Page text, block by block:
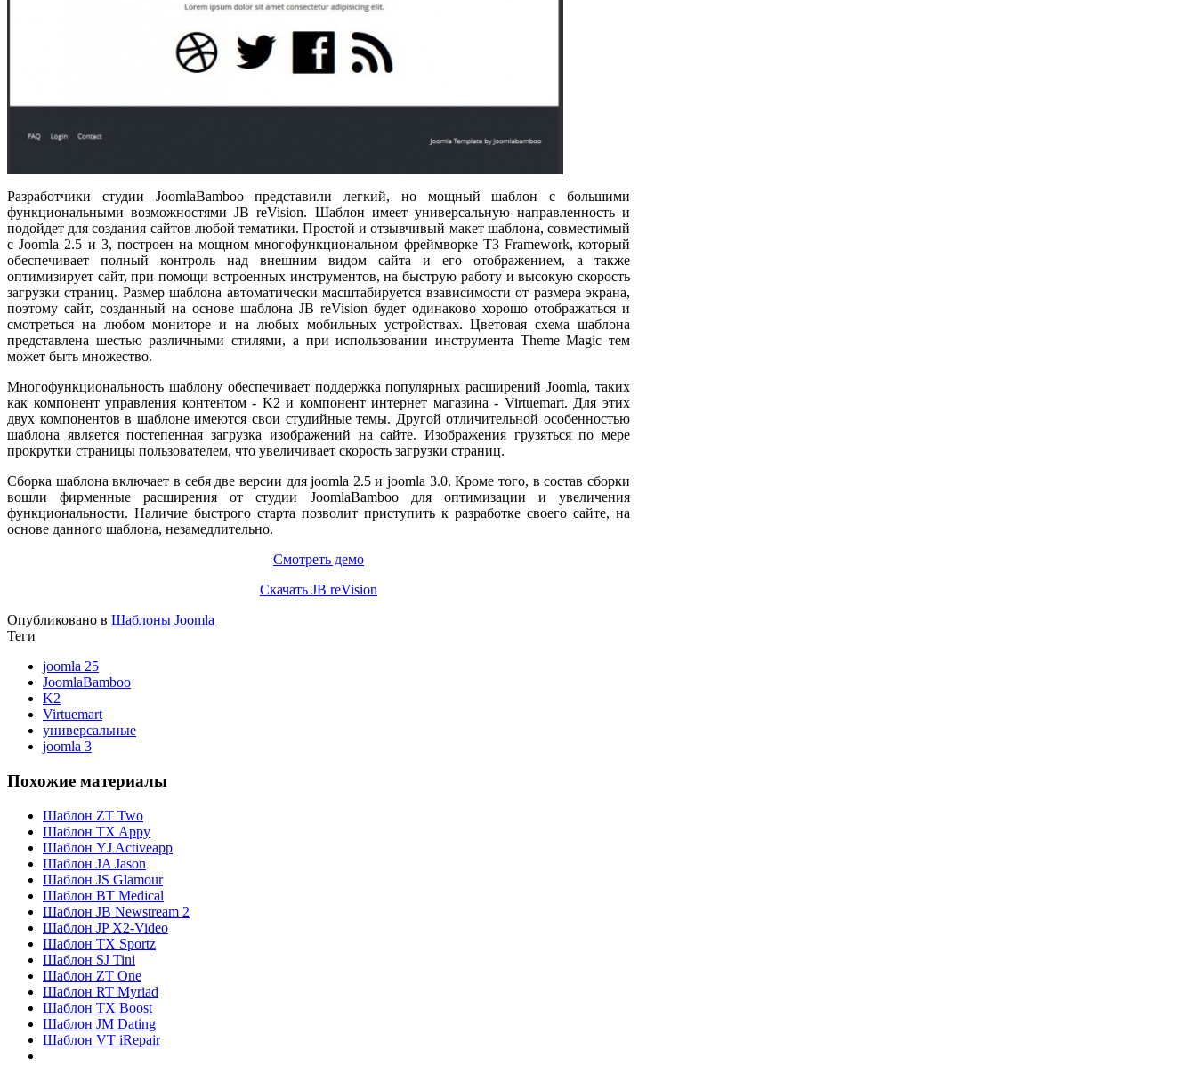
Разработчики студии JoomlaBamboo представили легкий, но мощный шаблон с большими
функциональными возможностями JB reVision. Шаблон имеет универсальную направленность и
подойдет для создания сайтов любой тематики. Простой и отзывчивый макет шаблона, совместимый
с Joomla 2.5 и 3, построен на мощном многофункциональном фреймворке T3 Framework, который
обеспечивает полный контроль над внешним видом сайта и его отображением, а также
оптимизирует сайт, при помощи встроенных инструментов, на быструю работу и высокую скорость
загрузки страниц. Размер шаблона автоматически масштабируется взависимости от размера экрана,
поэтому сайт, созданный на основе шаблона JB reVision будет одинаково хорошо отображаться и
смотреться на любом мониторе и на любых мобильных устройствах. Цветовая схема шаблона
представлена шестью различными стилями, а при использовании инструмента Theme Magic тем
может быть множество.
Многофункциональность шаблону обеспечивает поддержка популярных расширений Joomla, таких
как компонент управления контентом - K2 и компонент интернет магазина - Virtuemart. Для этих
двух компонентов в шаблоне имеются свои студийные темы. Другой отличительной особенностью
шаблона является постепенная загрузка изображений на сайте. Изображения грузяться по мере
прокрутки страницы пользователем, что увеличивает скорость загрузки страниц.
Сборка шаблона включает в себя две версии для joomla 2.5 и joomla 3.0. Кроме того, в состав сборки
вошли фирменные расширения от студии JoomlaBamboo для оптимизации и увеличения
функциональности. Наличие быстрого старта позволит приступить к разработке своего сайте, на
основе данного шаблона, незамедлительно.
Смотреть демо
Скачать JB reVision
Опубликовано в Шаблоны Joomla
Теги
joomla 25
JoomlaBamboo
K2
Virtuemart
универсальные
joomla 3
Похожие материалы
Шаблон ZT Two
Шаблон TX Appy
Шаблон YJ Activeapp
Шаблон JA Jason
Шаблон JS Glamour
Шаблон BT Medical
Шаблон JB Newstream 2
Шаблон JP X2-Video
Шаблон TX Sportz
Шаблон SJ Tini
Шаблон ZT One
Шаблон RT Myriad
Шаблон TX Boost
Шаблон JM Dating
Шаблон VT iRepair